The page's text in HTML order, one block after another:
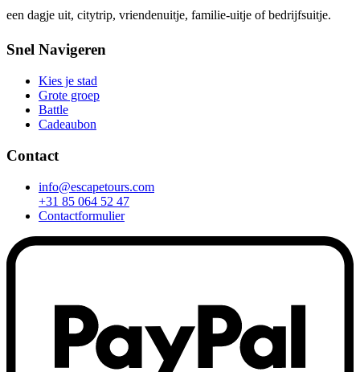
een dagje uit, citytrip, vriendenuitje, familie-uitje of bedrijfsuitje.
Snel Navigeren
Kies je stad
Grote groep
Battle
Cadeaubon
Contact
info@escapetours.com
+31 85 064 52 47
Contactformulier